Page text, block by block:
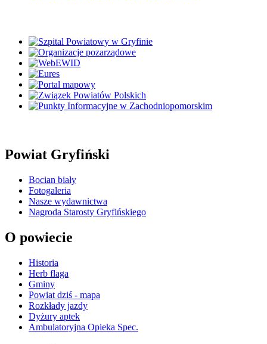
Powiat Gryfiński
Bocian biały
Fotogaleria
Nasze wydawnictwa
Nagroda Starosty Gryfińskiego
O powiecie
Historia
Herb flaga
Gminy
Powiat dziś - mapa
Rozkłady jazdy
Dyżury aptek
Ambulatoryjna Opieka Spec.